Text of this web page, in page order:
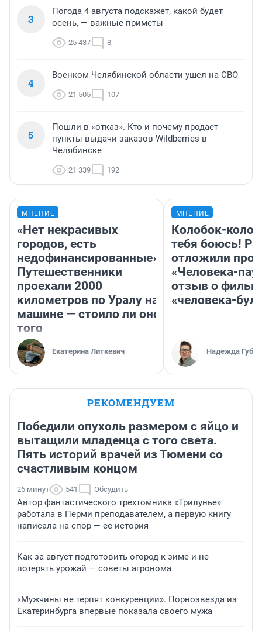
3
Погода 4 августа подскажет, какой будет
осень, — важные приметы
25 437 8
4
Военком Челябинской области ушел на СВО
21 505 107
5
Пошли в «отказ». Кто и почему продает
пункты выдачи заказов Wildberries в
Челябинске
21 339 192
МНЕНИЕ
«Нет некрасивых
городов, есть
недофинансированные».
Путешественники
проехали 2000
километров по Уралу на
машине — стоило ли оно
того
Екатерина Литкевич
МНЕНИЕ
Колобок-
тебя боюсь!
отложили
«Человека-
отзыв о
«человека-
Надежда
РЕКОМЕНДУЕМ
Победили опухоль размером с яйцо и
вытащили младенца с того света.
Пять историй врачей из Тюмени со
счастливым концом
26 минут 541 Обсудить
Автор фантастического трехтомника «Трилунье»
работала в Перми преподавателем, а первую книгу
написала на спор — ее история
Как за август подготовить огород к зиме и не
потерять урожай — советы агронома
«Мужчины не терпят конкуренции». Порнозвезда из
Екатеринбурга впервые показала своего мужа